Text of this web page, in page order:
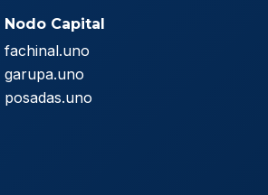
Nodo Capital
fachinal.uno
garupa.uno
posadas.uno